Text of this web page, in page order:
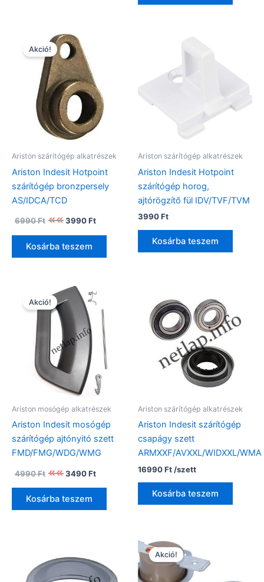
Akció!
Ariston szárítógép alkatrészek
Ariston Indesit Hotpoint
szárítógép bronzpersely
AS/IDCA/TCD
6990Ft
Original
price
was:
6990 Ft.
3990Ft
price
is:
Kosárba teszem
Ariston szárítógép alkatrészek
Ariston Indesit Hotpoint
szárítógép horog,
ajtórögzítő fül IDV/TVF/TVM
3990Ft
Kosárba teszem
Akció!
Ariston mosógép alkatrészek
Ariston Indesit mosógép
szárítógép ajtónyitó szett
FMD/FMG/WDG/WMG
4990Ft
Original
price
was:
4990 Ft.
3490Ft
price
is:
Kosárba teszem
Ariston szárítógép alkatrészek
Ariston Indesit szárítógép
csapágy szett
ARMXXF/AVXXL/WIDXXL/WMA
16990Ft /szett
Kosárba teszem
Akció!